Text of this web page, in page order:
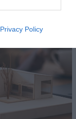
Privacy Policy